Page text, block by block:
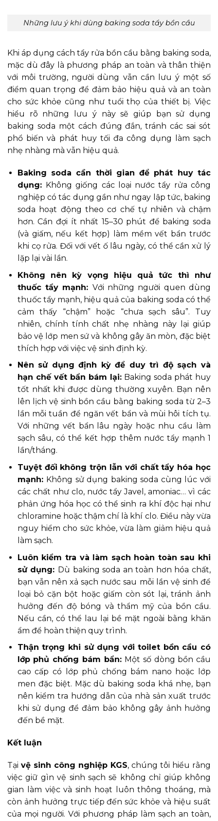
Những lưu ý khi dùng baking soda tẩy bồn cầu
Khi áp dụng cách tẩy rửa bồn cầu bằng baking soda,
mặc dù đây là phương pháp an toàn và thân thiện
với môi trường, người dùng vẫn cần lưu ý một số
điểm quan trọng để đảm bảo hiệu quả và an toàn
cho sức khỏe cũng như tuổi thọ của thiết bị. Việc
hiểu rõ những lưu ý này sẽ giúp bạn sử dụng
baking soda một cách đúng đắn, tránh các sai sót
phổ biến và phát huy tối đa công dụng làm sạch
nhẹ nhàng mà vẫn hiệu quả.
Baking soda cần thời gian để phát huy tác
dụng: Không giống các loại nước tẩy rửa công
nghiệp có tác dụng gần như ngay lập tức, baking
soda hoạt động theo cơ chế tự nhiên và chậm
hơn. Cần đợi ít nhất 15–30 phút để baking soda
(và giấm, nếu kết hợp) làm mềm vết bẩn trước
khi cọ rửa. Đối với vết ố lâu ngày, có thể cần xử lý
lặp lại vài lần.
Không nên kỳ vọng hiệu quả tức thì như
thuốc tẩy mạnh: Với những người quen dùng
thuốc tẩy mạnh, hiệu quả của baking soda có thể
cảm thấy “chậm” hoặc “chưa sạch sâu”. Tuy
nhiên, chính tính chất nhẹ nhàng này lại giúp
bảo vệ lớp men sứ và không gây ăn mòn, đặc biệt
thích hợp với việc vệ sinh định kỳ.
Nên sử dụng định kỳ để duy trì độ sạch và
hạn chế vết bẩn bám lại:Baking soda phát huy
tốt nhất khi được dùng thường xuyên. Bạn nên
lên lịch vệ sinh bồn cầu bằng baking soda từ 2–3
lần mỗi tuần để ngăn vết bẩn và mùi hôi tích tụ.
Với những vết bẩn lâu ngày hoặc nhu cầu làm
sạch sâu, có thể kết hợp thêm nước tẩy mạnh 1
lần/tháng.
Tuyệt đối không trộn lẫn với chất tẩy hóa học
mạnh: Không sử dụng baking soda cùng lúc với
các chất như clo, nước tẩy Javel, amoniac… vì các
phản ứng hóa học có thể sinh ra khí độc hại như
chloramine hoặc thậm chí là khí clo. Điều này vừa
nguy hiểm cho sức khỏe, vừa làm giảm hiệu quả
làm sạch.
Luôn kiểm tra và làm sạch hoàn toàn sau khi
sử dụng: Dù baking soda an toàn hơn hóa chất,
bạn vẫn nên xả sạch nước sau mỗi lần vệ sinh để
loại bỏ cặn bột hoặc giấm còn sót lại, tránh ảnh
hưởng đến độ bóng và thẩm mỹ của bồn cầu.
Nếu cần, có thể lau lại bề mặt ngoài bằng khăn
ẩm để hoàn thiện quy trình.
Thận trọng khi sử dụng với toilet bồn cầu có
lớp phủ chống bám bẩn: Một số dòng bồn cầu
cao cấp có lớp phủ chống bám nano hoặc lớp
men đặc biệt. Mặc dù baking soda khá nhẹ, bạn
nên kiểm tra hướng dẫn của nhà sản xuất trước
khi sử dụng để đảm bảo không gây ảnh hưởng
đến bề mặt.
Kết luận
Tại vệ sinh công nghiệp KGS, chúng tôi hiểu rằng
việc giữ gìn vệ sinh sạch sẽ không chỉ giúp không
gian làm việc và sinh hoạt luôn thông thoáng, mà
còn ảnh hưởng trực tiếp đến sức khỏe và hiệu suất
của mọi người. Với phương pháp làm sạch an toàn,